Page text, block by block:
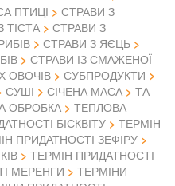
ПТИЦІ
СТРАВИ З
ТІСТА
СТРАВИ З
СТРАВИ З ЯЄЦЬ
СТРАВИ ІЗ СМАЖЕНОЇ
ОВОЧІВ
СУБПРОДУКТИ
СУШІ СІЧЕНА МАСА
ТА
ОБРОБКА
ТЕПЛОВА
БІСКВІТУ
ТЕРМІН
ПРИДАТНОСТІ ЗЕФІРУ
ТЕРМІН ПРИДАТНОСТІ
МЕРЕНГИ
ТЕРМІНИ